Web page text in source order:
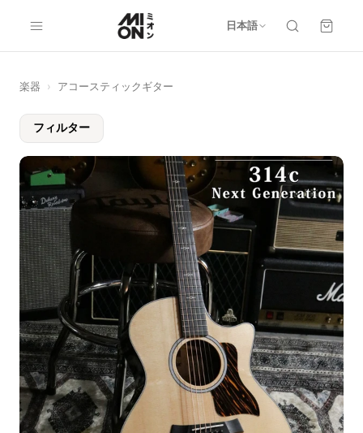
日本語
楽器 › アコースティックギター
フィルター